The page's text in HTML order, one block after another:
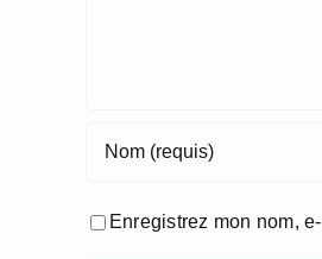
Enregistrez mon nom,